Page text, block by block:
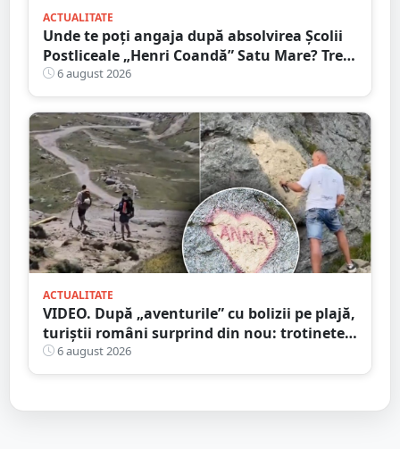
ACTUALITATE
Unde te poți angaja după absolvirea Școlii
Postliceale „Henri Coandă” Satu Mare? Trei
calificări medicale, numeroase oportunități
de carieră
6 august 2026
ACTUALITATE
VIDEO. După „aventurile” cu bolizii pe plajă,
turiștii români surprind din nou: trotinete
pe Bucegi și declarații de dragoste pe stânci
6 august 2026